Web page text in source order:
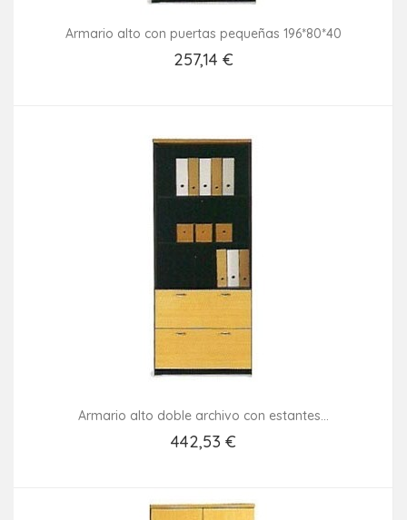
Armario alto con puertas pequeñas 196*80*40
257,14 €
Armario alto doble archivo con estantes...
442,53 €